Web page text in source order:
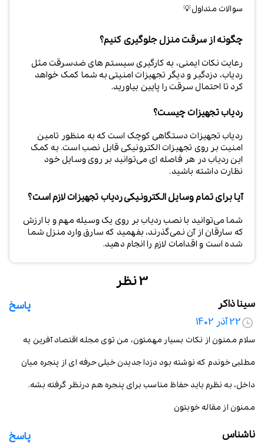
سوالات متداول💡
چگونه از سرقت منزل جلوگیری کنیم؟
رعایت نکات ایمنی، به کارگیری سیستم های ضدسرقت مثل
ردیاب، دزدگیر و دیگر تجهیزات امنیتی به شما کمک خواهد
کرد تا احتمال سرقت را پایین بیاورید.
ردیاب تجهیزات چیست؟
ردیاب تجهیزات دستگاهی کوچک است که به منظور تامین
امنیت بر روی تجهیزات الکترونیکی قابل نصب است. به کمک
این ردیاب در هر فاصله ای می‌توانید بر روی وسایل خود
نظارت داشته باشید.
آیا برای تمام وسایل الکترونیکی ردیاب تجهیزات لازم است؟
شما می‌توانید با نصب ردیاب بر روی یک وسیله مهم و با ارزش
که سارقان از آن نمی‌گذرند، بفهمید که سارق وارد منزل شما
شده است و اقدامات لازم را انجام دهید.
3 نظر
سینا ذاکر
پاسخ
22 آذر 1402
سلام ممنون از نکات بسیار مهمتون، من توی مجله اقتصاد آفرین یه
مطلبی خوندم که نوشته بود دزدا جدیدن خیلی حرفه ای از پنجره میان
داخل، به نظرم باید حفاظ مناسب برای پنجره هم درنظر گرفته بشه.
ممنون از مقاله خوبتون
ناشناس
پاسخ